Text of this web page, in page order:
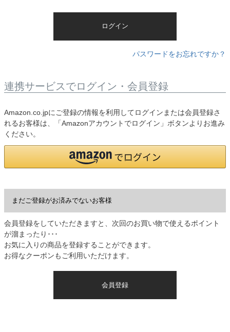
ログイン
パスワードをお忘れですか？
連携サービスでログイン・会員登録
Amazon.co.jpにご登録の情報を利用してログインまたは会員登録さ
れるお客様は、「Amazonアカウントでログイン」ボタンよりお進み
ください。
まだご登録がお済みでないお客様
会員登録をしていただきますと、次回のお買い物で使えるポイント
が溜まったり･･･
お気に入りの商品を登録することができます。
お得なクーポンもご利用いただけます。
会員登録